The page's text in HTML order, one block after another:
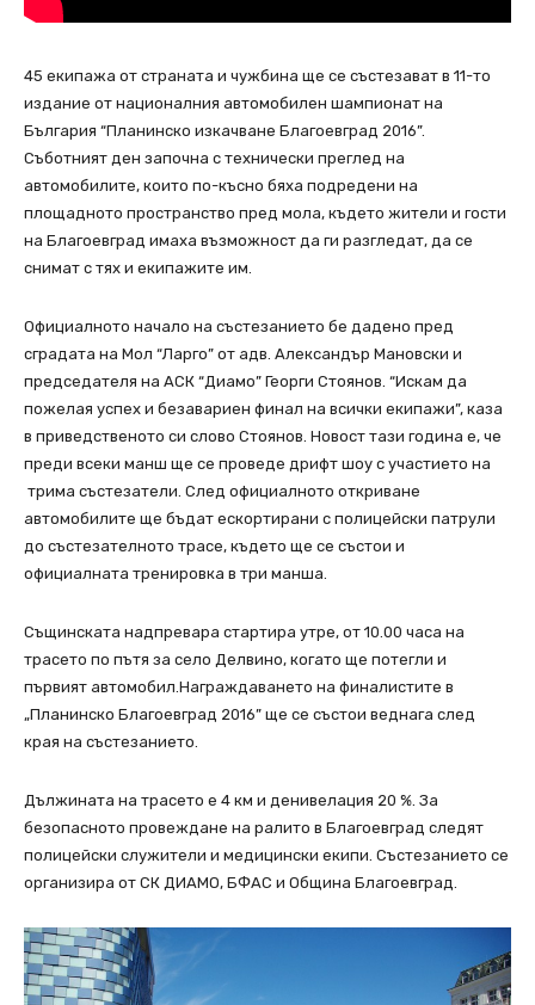
45 екипажа от страната и чужбина ще се състезават в 11-то
издание от националния автомобилен шампионат на
България “Планинско изкачване Благоевград 2016”.
Съботният ден започна с технически преглед на
автомобилите, които по-късно бяха подредени на
площадното пространство пред мола, където жители и гости
на Благоевград имаха възможност да ги разгледат, да се
снимат с тях и екипажите им.
Официалното начало на състезанието бе дадено пред
сградата на Мол “Ларго” от aдв. Александър Мановски и
председателя на АСК “Диамо” Георги Стоянов. “Искам да
пожелая успех и безавариен финал на всички екипажи”, каза
в приведственото си слово Стоянов. Новост тази година е, че
преди всеки манш ще се проведе дрифт шоу с участието на
трима състезатели. След официалното откриване
автомобилите ще бъдат ескортирани с полицейски патрули
до състезателното трасе, където ще се състои и
официалната тренировка в три манша.
Същинската надпревара стартира утре, от 10.00 часа на
трасето по пътя за село Делвино, когато ще потегли и
първият автомобил.Награждаването на финалистите в
„Планинско Благоевград 2016” ще се състои веднага след
края на състезанието.
Дължината на трасето е 4 км и денивелация 20 %. За
безопасното провеждане на ралито в Благоевград следят
полицейски служители и медицински екипи. Състезанието се
организира от СК ДИАМО, БФАС и Община Благоевград.